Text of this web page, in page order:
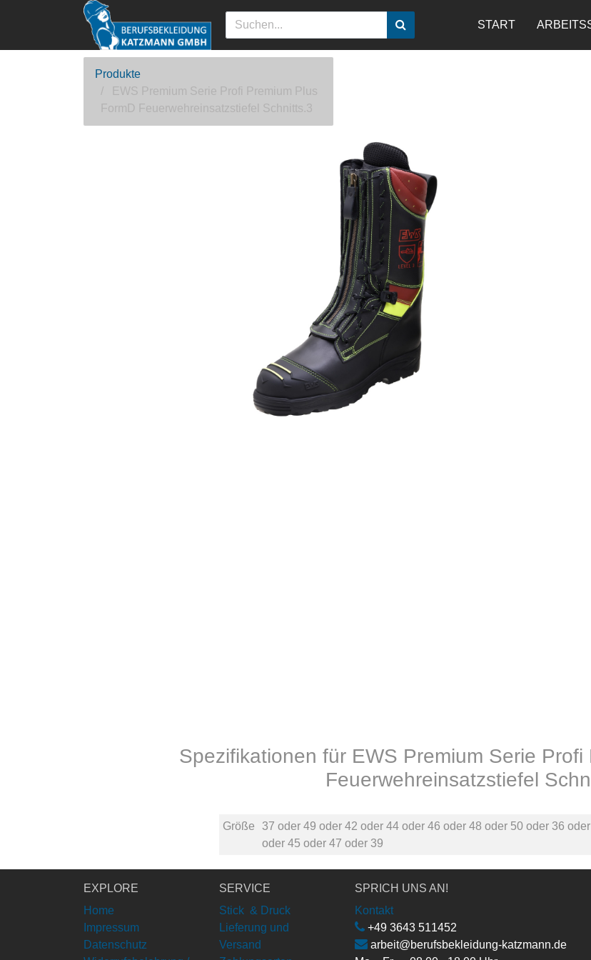
START
Produkte
EWS Premium Serie Profi Premium Plus
FormD Feuerwehreinsatzstiefel Schnitts.3
Spezifikationen für EWS Premium Serie Profi
Feuerwehreinsatzstiefel
Größe 37 oder 49 oder 42 oder 44oder 46 oder 48 oder 50oder 36 oder
oder 45 oder 47 oder 39
EXPLORE
Home
Impressum
Datenschutz
SERVICE
Stick & Druck
Lieferung und
Versand
SPRICH UNS AN!
Kontakt
+49 3643 511452
arbeit@berufsbekleidung-katzmann.de